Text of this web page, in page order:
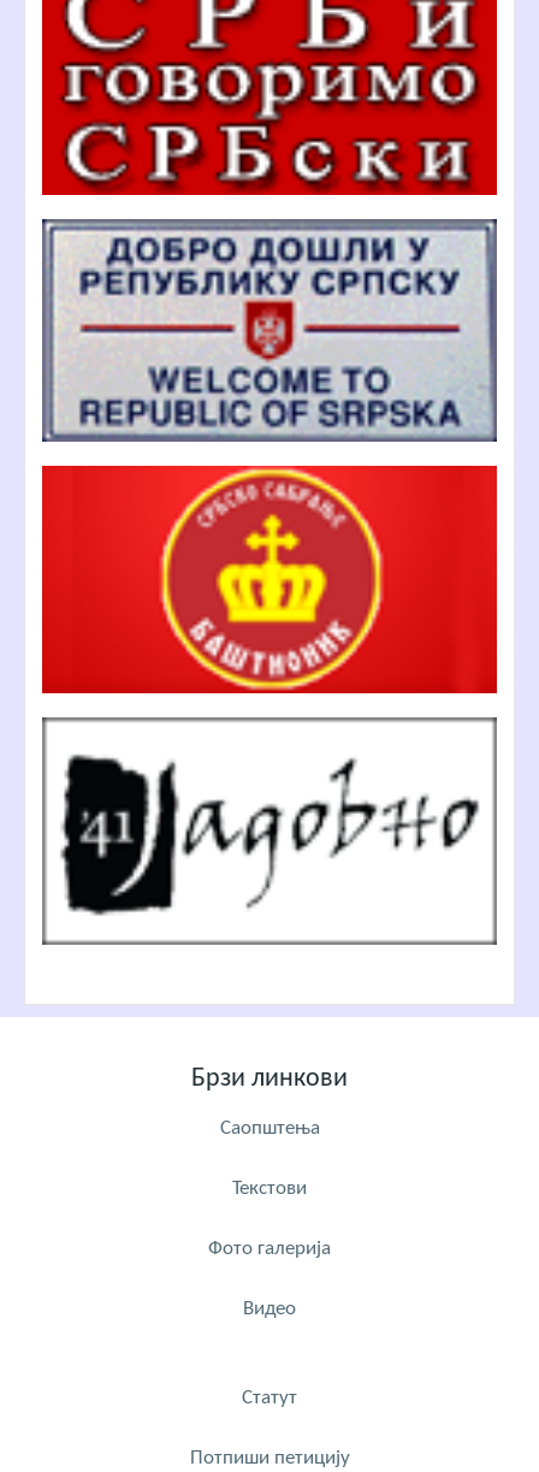
Брзи линкови
Саопштења
Текстови
Фото галерија
Видео
Статут
Потпиши петицију